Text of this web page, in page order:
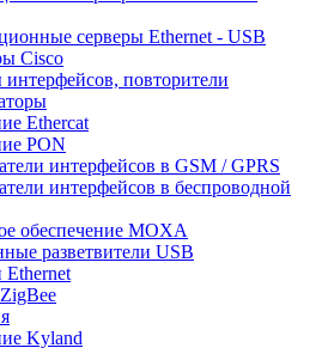
серверы Ethernet - USB
Cisco
повторители
Ethercat
PON
интерфейсов в GSM / GPRS
интерфейсов в беспроводной
обеспечение MOXA
разветвители USB
Ethernet
Kyland